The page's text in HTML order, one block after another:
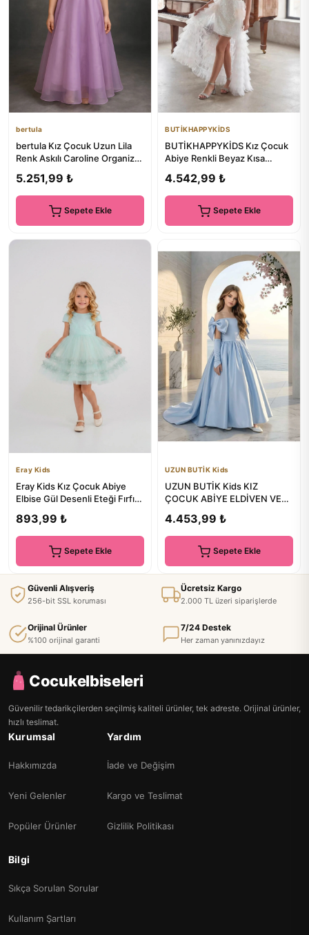
bertula
bertula Kız Çocuk Uzun Lila
Renk Askılı Caroline Organize
5.251,99 ₺
Sepete Ekle
BUTİKHAPPYKİDS
BUTİKHAPPYKİDS Kız Çocuk
Abiye Renkli Beyaz Kısa
4.542,99 ₺
Sepete Ekle
Eray Kids
Eray Kids Kız Çocuk Abiye
Elbise Gül Desenli Eteği Fırfırlı
893,99 ₺
Sepete Ekle
UZUN BUTİK Kids
UZUN BUTİK Kids KIZ
ÇOCUK ABİYE ELDİVEN VE
DÜĞÜN, ÖZEL...
4.453,99 ₺
Sepete Ekle
Güvenli Alışveriş
256-bit SSL koruması
Ücretsiz Kargo
2.000 TL üzeri siparişlerde
Orijinal Ürünler
%100 orijinal garanti
7/24 Destek
Her zaman yanınızdayız
Cocukelbiseleri
Güvenilir tedarikçilerden seçilmiş kaliteli ürünler, tek adreste. Orijinal ürünler,
hızlı teslimat.
Kurumsal
Hakkımızda
Yeni Gelenler
Popüler Ürünler
Yardım
İade ve Değişim
Kargo ve Teslimat
Gizlilik Politikası
Bilgi
Sıkça Sorulan Sorular
Kullanım Şartları